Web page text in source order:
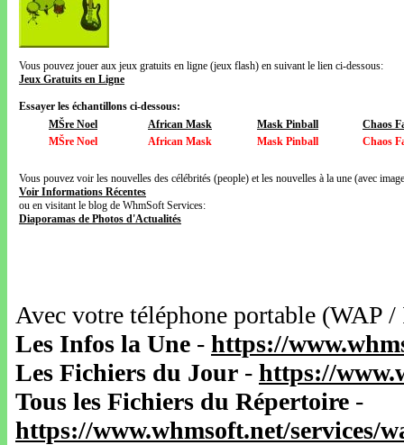
Vous pouvez jouer aux jeux gratuits en ligne (jeux flash) en suivant le lien ci-dessous:
Jeux Gratuits en Ligne
Essayer les échantillons ci-dessous:
MŠre Noel
African Mask Mask Pinball
Chaos
MŠre Noel
African Mask Mask Pinball Chaos
Vous pouvez voir les nouvelles des célébrités (people) et les nouvelles à la une (avec
Voir Informations Récentes
ou en visitant le blog de WhmSoft Services:
Diaporamas de Photos d'Actualités
Avec votre téléphone portable
Les Infos la Une - https://
Les Fichiers du Jour - https://
Tous les Fichiers du Répertoire -
https://www.whmsoft.net/services/